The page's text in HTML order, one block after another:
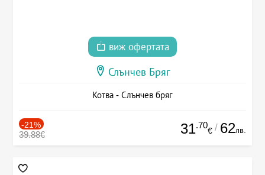
виж офертата
Слънчев Бряг
Котва - Слънчев бряг
-21%
39.88€ 31.70
€ / 62лв.